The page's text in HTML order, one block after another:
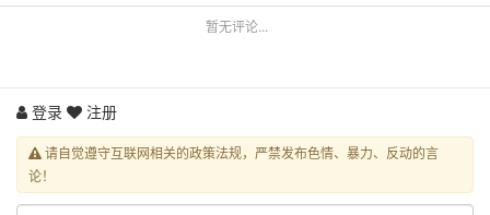
暂无评论...
登录 注册
请自觉遵守互联网相关的政策法规，严禁发布色情、暴力、反动的言
论！